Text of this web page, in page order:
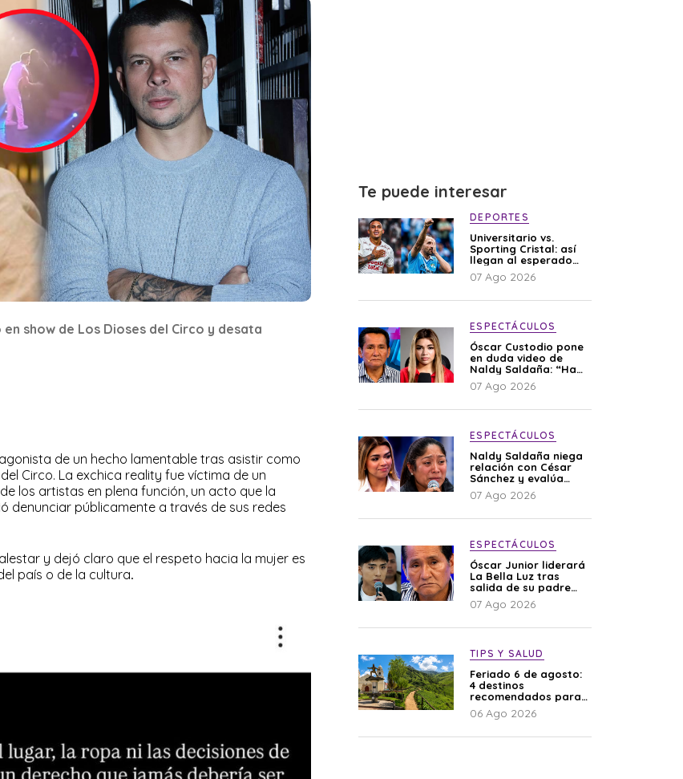
show de Los Dioses del Circo y desata
de un hecho lamentable tras asistir como
Circo. La exchica reality fue víctima de un
los artistas en plena función, un acto que la
denunciar públicamente a través de sus redes
y dejó claro que el respeto hacia la mujer es
país o de la cultura.
Te puede interesar
DEPORTES
Universitario vs.
Sporting Cristal: así
llegan al esperado
duelo
07 Ago 2026
ESPECTÁCULOS
Óscar Custodio pone
en duda video de
Naldy Saldaña: “Hay
cosas que de repente
se han editado”
07 Ago 2026
ESPECTÁCULOS
Naldy Saldaña niega
relación con César
Sánchez y evalúa
denunciar a su
esposa: “Es una
07 Ago 2026
ESPECTÁCULOS
Óscar Junior liderará
La Bella Luz tras
salida de su padre
por polémica con
Naldy Saldaña
07 Ago 2026
TIPS Y SALUD
Feriado 6 de agosto:
4 destinos
recomendados para
disfrutar el descanso
06 Ago 2026